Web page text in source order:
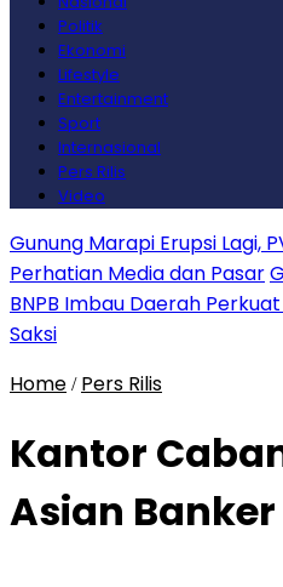
Politik
Ekonomi
Lifestyle
Entertainment
Sport
Internasional
Pers Rilis
Video
Gunung Marapi Erupsi Lagi,
Perhatian Media dan Pasar
BNPB Imbau Daerah
Saksi
Home / Pers Rilis
Kantor
Asian